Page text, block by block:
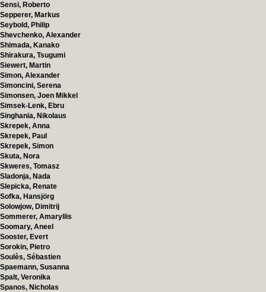
Sensi, Roberto
Sepperer, Markus
Seybold, Philip
Shevchenko, Alexander
Shimada, Kanako
Shirakura, Tsugumi
Siewert, Martin
Simon, Alexander
Simoncini, Serena
Simonsen, Joen Mikkel
Simsek-Lenk, Ebru
Singhania, Nikolaus
Skrepek, Anna
Skrepek, Paul
Skrepek, Simon
Skuta, Nora
Skweres, Tomasz
Sladonja, Nada
Slepicka, Renate
Sofka, Hansjörg
Solowjow, Dimitrij
Sommerer, Amaryllis
Soomary, Aneel
Sooster, Evert
Sorokin, Pietro
Soulès, Sébastien
Spaemann, Susanna
Spalt, Veronika
Spanos, Nicholas